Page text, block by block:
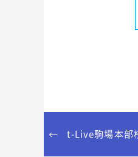
t-Live駒場本部